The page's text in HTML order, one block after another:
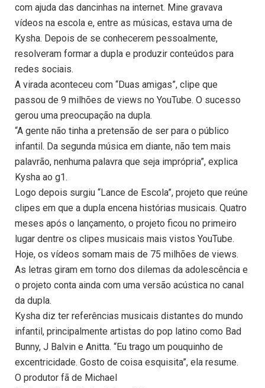
com ajuda das dancinhas na internet. Mine gravava
vídeos na escola e, entre as músicas, estava uma de
Kysha. Depois de se conhecerem pessoalmente,
resolveram formar a dupla e produzir conteúdos para
redes sociais.
A virada aconteceu com “Duas amigas”, clipe que
passou de 9 milhões de views no YouTube. O sucesso
gerou uma preocupação na dupla.
“A gente não tinha a pretensão de ser para o público
infantil. Da segunda música em diante, não tem mais
palavrão, nenhuma palavra que seja imprópria”, explica
Kysha ao g1.
Logo depois surgiu “Lance de Escola”, projeto que reúne
clipes em que a dupla encena histórias musicais. Quatro
meses após o lançamento, o projeto ficou no primeiro
lugar dentre os clipes musicais mais vistos YouTube.
Hoje, os vídeos somam mais de 75 milhões de views.
As letras giram em torno dos dilemas da adolescência e
o projeto conta ainda com uma versão acústica no canal
da dupla.
Kysha diz ter referências musicais distantes do mundo
infantil, principalmente artistas do pop latino como Bad
Bunny, J Balvin e Anitta. “Eu trago um pouquinho de
excentricidade. Gosto de coisa esquisita”, ela resume.
O produtor fã de Michael